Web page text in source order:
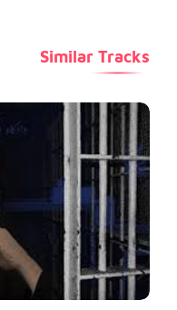
Similar Tracks